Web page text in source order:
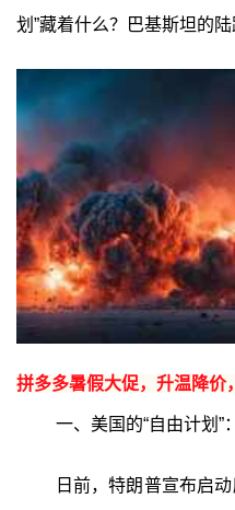
划”藏着什么？巴基斯坦的
拼多多暑假大促，升温降
一、美国的“自由计划
日前，特朗普宣布启